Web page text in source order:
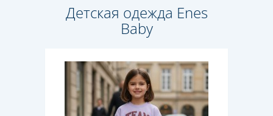
Детская одежда Enes
Baby